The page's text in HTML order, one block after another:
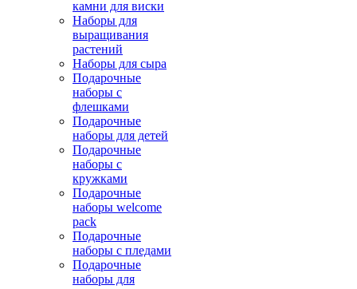
камни для виски
Наборы для
выращивания
растений
Наборы для сыра
Подарочные
наборы с
флешками
Подарочные
наборы для детей
Подарочные
наборы с
кружками
Подарочные
наборы welcome
pack
Подарочные
наборы с пледами
Подарочные
наборы для